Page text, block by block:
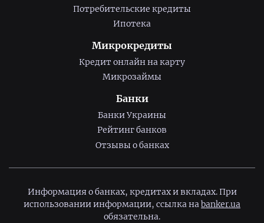
Потребительские кредиты
Ипотека
Микрокредиты
Кредит онлайн на карту
Микрозаймы
Банки
Банки Украины
Рейтинг банков
Отзывы о банках
Информация о банках, кредитах и вкладах. При
использовании информации, ссылка на banker.ua
обязательна.